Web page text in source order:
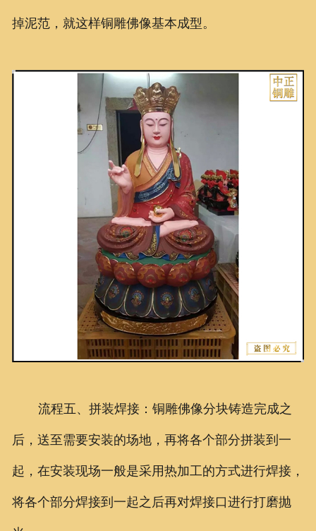
掉泥范，就这样铜雕佛像基本成型。
流程五、拼装焊接：铜雕佛像分块铸造完成之
后，送至需要安装的场地，再将各个部分拼装到一
起，在安装现场一般是采用热加工的方式进行焊接，
将各个部分焊接到一起之后再对焊接口进行打磨抛